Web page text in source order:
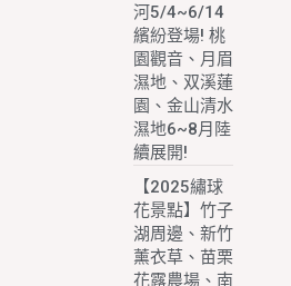
河5/4~6/14
繽紛登場! 桃
園觀音、月眉
濕地、双溪蓮
園、金山清水
濕地6~8月陸
續展開!
【2025繡球
花景點】竹子
湖周邊、新竹
薰衣草、苗栗
花露農場、南